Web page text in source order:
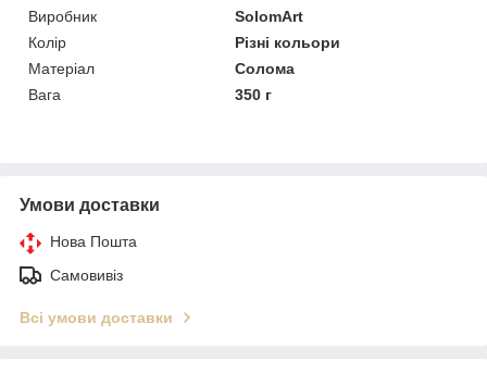
Виробник
SolomArt
Колір
Різні кольори
Матеріал
Солома
Вага
350 г
Умови доставки
Нова Пошта
Самовивіз
Всі умови доставки